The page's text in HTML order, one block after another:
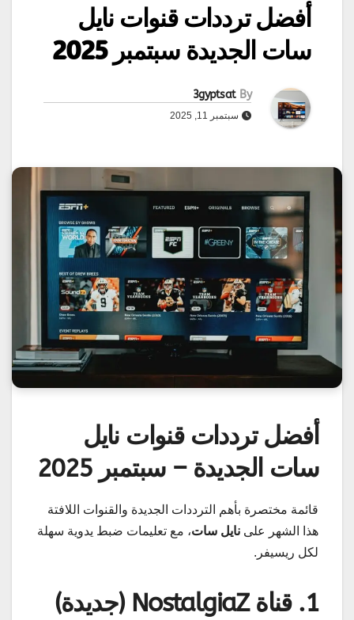
أفضل ترددات قنوات نايل
سات الجديدة سبتمبر 2025
By
3gyptsat
سبتمبر 11, 2025
أفضل ترددات قنوات نايل
سات الجديدة – سبتمبر 2025
قائمة مختصرة بأهم الترددات الجديدة والقنوات اللافتة
هذا الشهر على نايل سات، مع تعليمات ضبط يدوية سهلة
لكل ريسيفر.
1. قناة NostalgiaZ (جديدة)